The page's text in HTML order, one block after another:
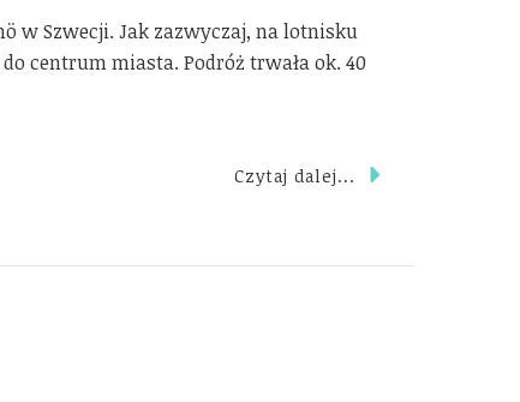
w Szwecji. Jak zazwyczaj, na lotnisku
centrum miasta. Podróż trwała ok. 40
Czytaj dalej...